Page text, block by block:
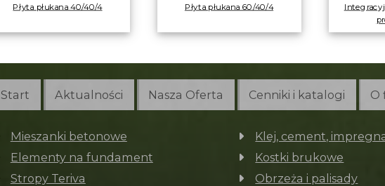
Płyta płukana 40/40/4 Płyta płukana 60/40/4
Start Aktualności Nasza Oferta Cenniki i katalogi O
Mieszanki betonowe
Elementy na fundament
Stropy Teriva
Klej, cement,
Kostki brukowe
Obrzeża i palisady